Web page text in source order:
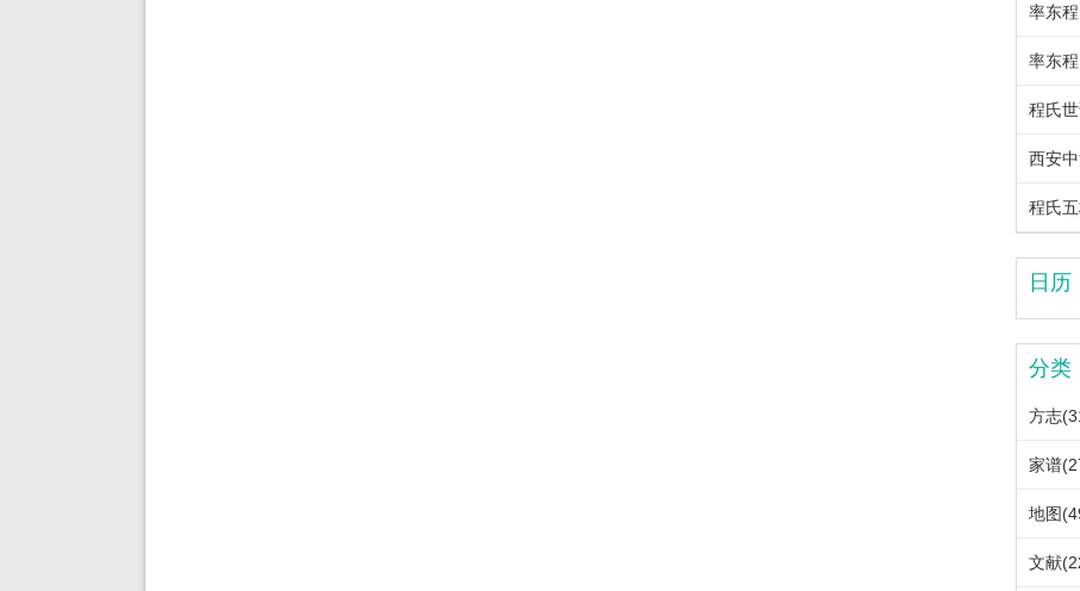
率东
率东
程氏
西安
程氏
日历
分类
方志
家谱
地图
文献